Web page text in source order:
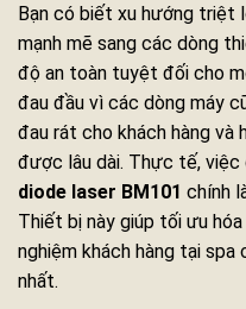
Bạn có biết xu hướng triệt
mạnh mẽ sang các dòng
độ an toàn tuyệt đối cho
đau đầu vì các dòng máy
đau rát cho khách hàng và
được lâu dài. Thực tế,
diode laser BM101 chính
Thiết bị này giúp tối ưu
nghiệm khách hàng tại
nhất.